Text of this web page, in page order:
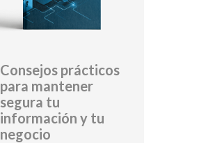
Consejos prácticos
para mantener
segura tu
información y tu
negocio